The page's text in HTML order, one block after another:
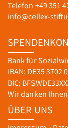
Telefon +49 351
info@cellex-
Bank für
IBAN: DE35 3702
BIC:
Wir danken
ÜBER UNS